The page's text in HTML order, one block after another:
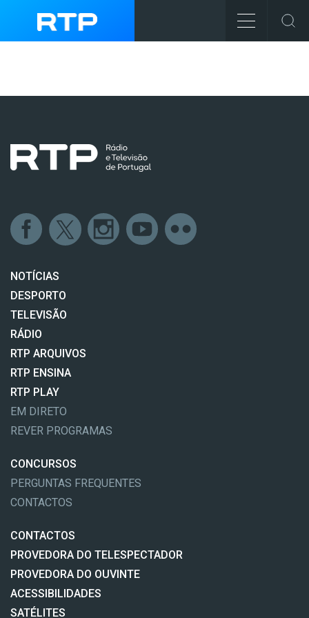
NOTÍCIAS
DESPORTO
TELEVISÃO
RÁDIO
RTP ARQUIVOS
RTP ENSINA
RTP PLAY
EM DIRETO
REVER PROGRAMAS
CONCURSOS
PERGUNTAS FREQUENTES
CONTACTOS
CONTACTOS
PROVEDORA DO TELESPECTADOR
PROVEDORA DO OUVINTE
ACESSIBILIDADES
SATÉLITES